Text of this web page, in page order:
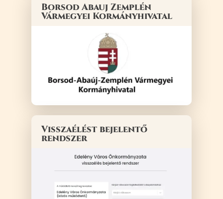
Borsod Abauj Zemplén
Vármegyei Kormányhivatal
Visszaélést bejelentő
rendszer